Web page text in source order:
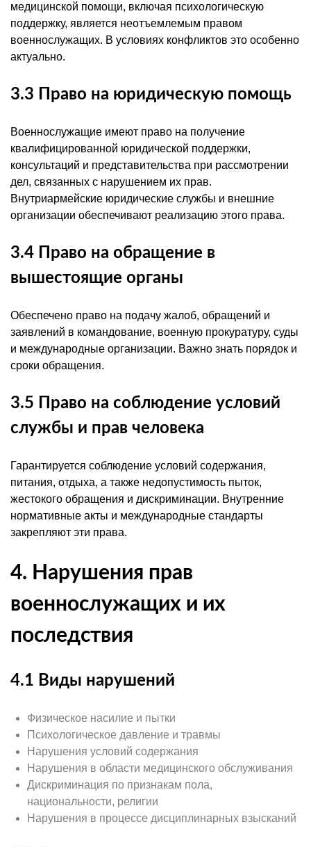
медицинской помощи, включая психологическую
поддержку, является неотъемлемым правом
военнослужащих. В условиях конфликтов это особенно
актуально.
3.3 Право на юридическую помощь
Военнослужащие имеют право на получение
квалифицированной юридической поддержки,
консультаций и представительства при рассмотрении
дел, связанных с нарушением их прав.
Внутриармейские юридические службы и внешние
организации обеспечивают реализацию этого права.
3.4 Право на обращение в
вышестоящие органы
Обеспечено право на подачу жалоб, обращений и
заявлений в командование, военную прокуратуру, суды
и международные организации. Важно знать порядок и
сроки обращения.
3.5 Право на соблюдение условий
службы и прав человека
Гарантируется соблюдение условий содержания,
питания, отдыха, а также недопустимость пыток,
жестокого обращения и дискриминации. Внутренние
нормативные акты и международные стандарты
закрепляют эти права.
4. Нарушения прав
военнослужащих и их
последствия
4.1 Виды нарушений
Физическое насилие и пытки
Психологическое давление и травмы
Нарушения условий содержания
Нарушения в области медицинского обслуживания
Дискриминация по признакам пола,
национальности, религии
Нарушения в процессе дисциплинарных взысканий